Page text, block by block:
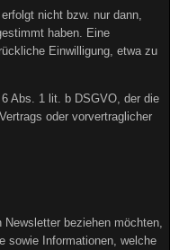
nicht bzw. nur dann,
haben. Eine
Einwilligung, etwa zu
Abs. 1 lit. b DSGVO, der die
oder vorvertraglicher
beziehen möchten,
sowie Informationen, welche